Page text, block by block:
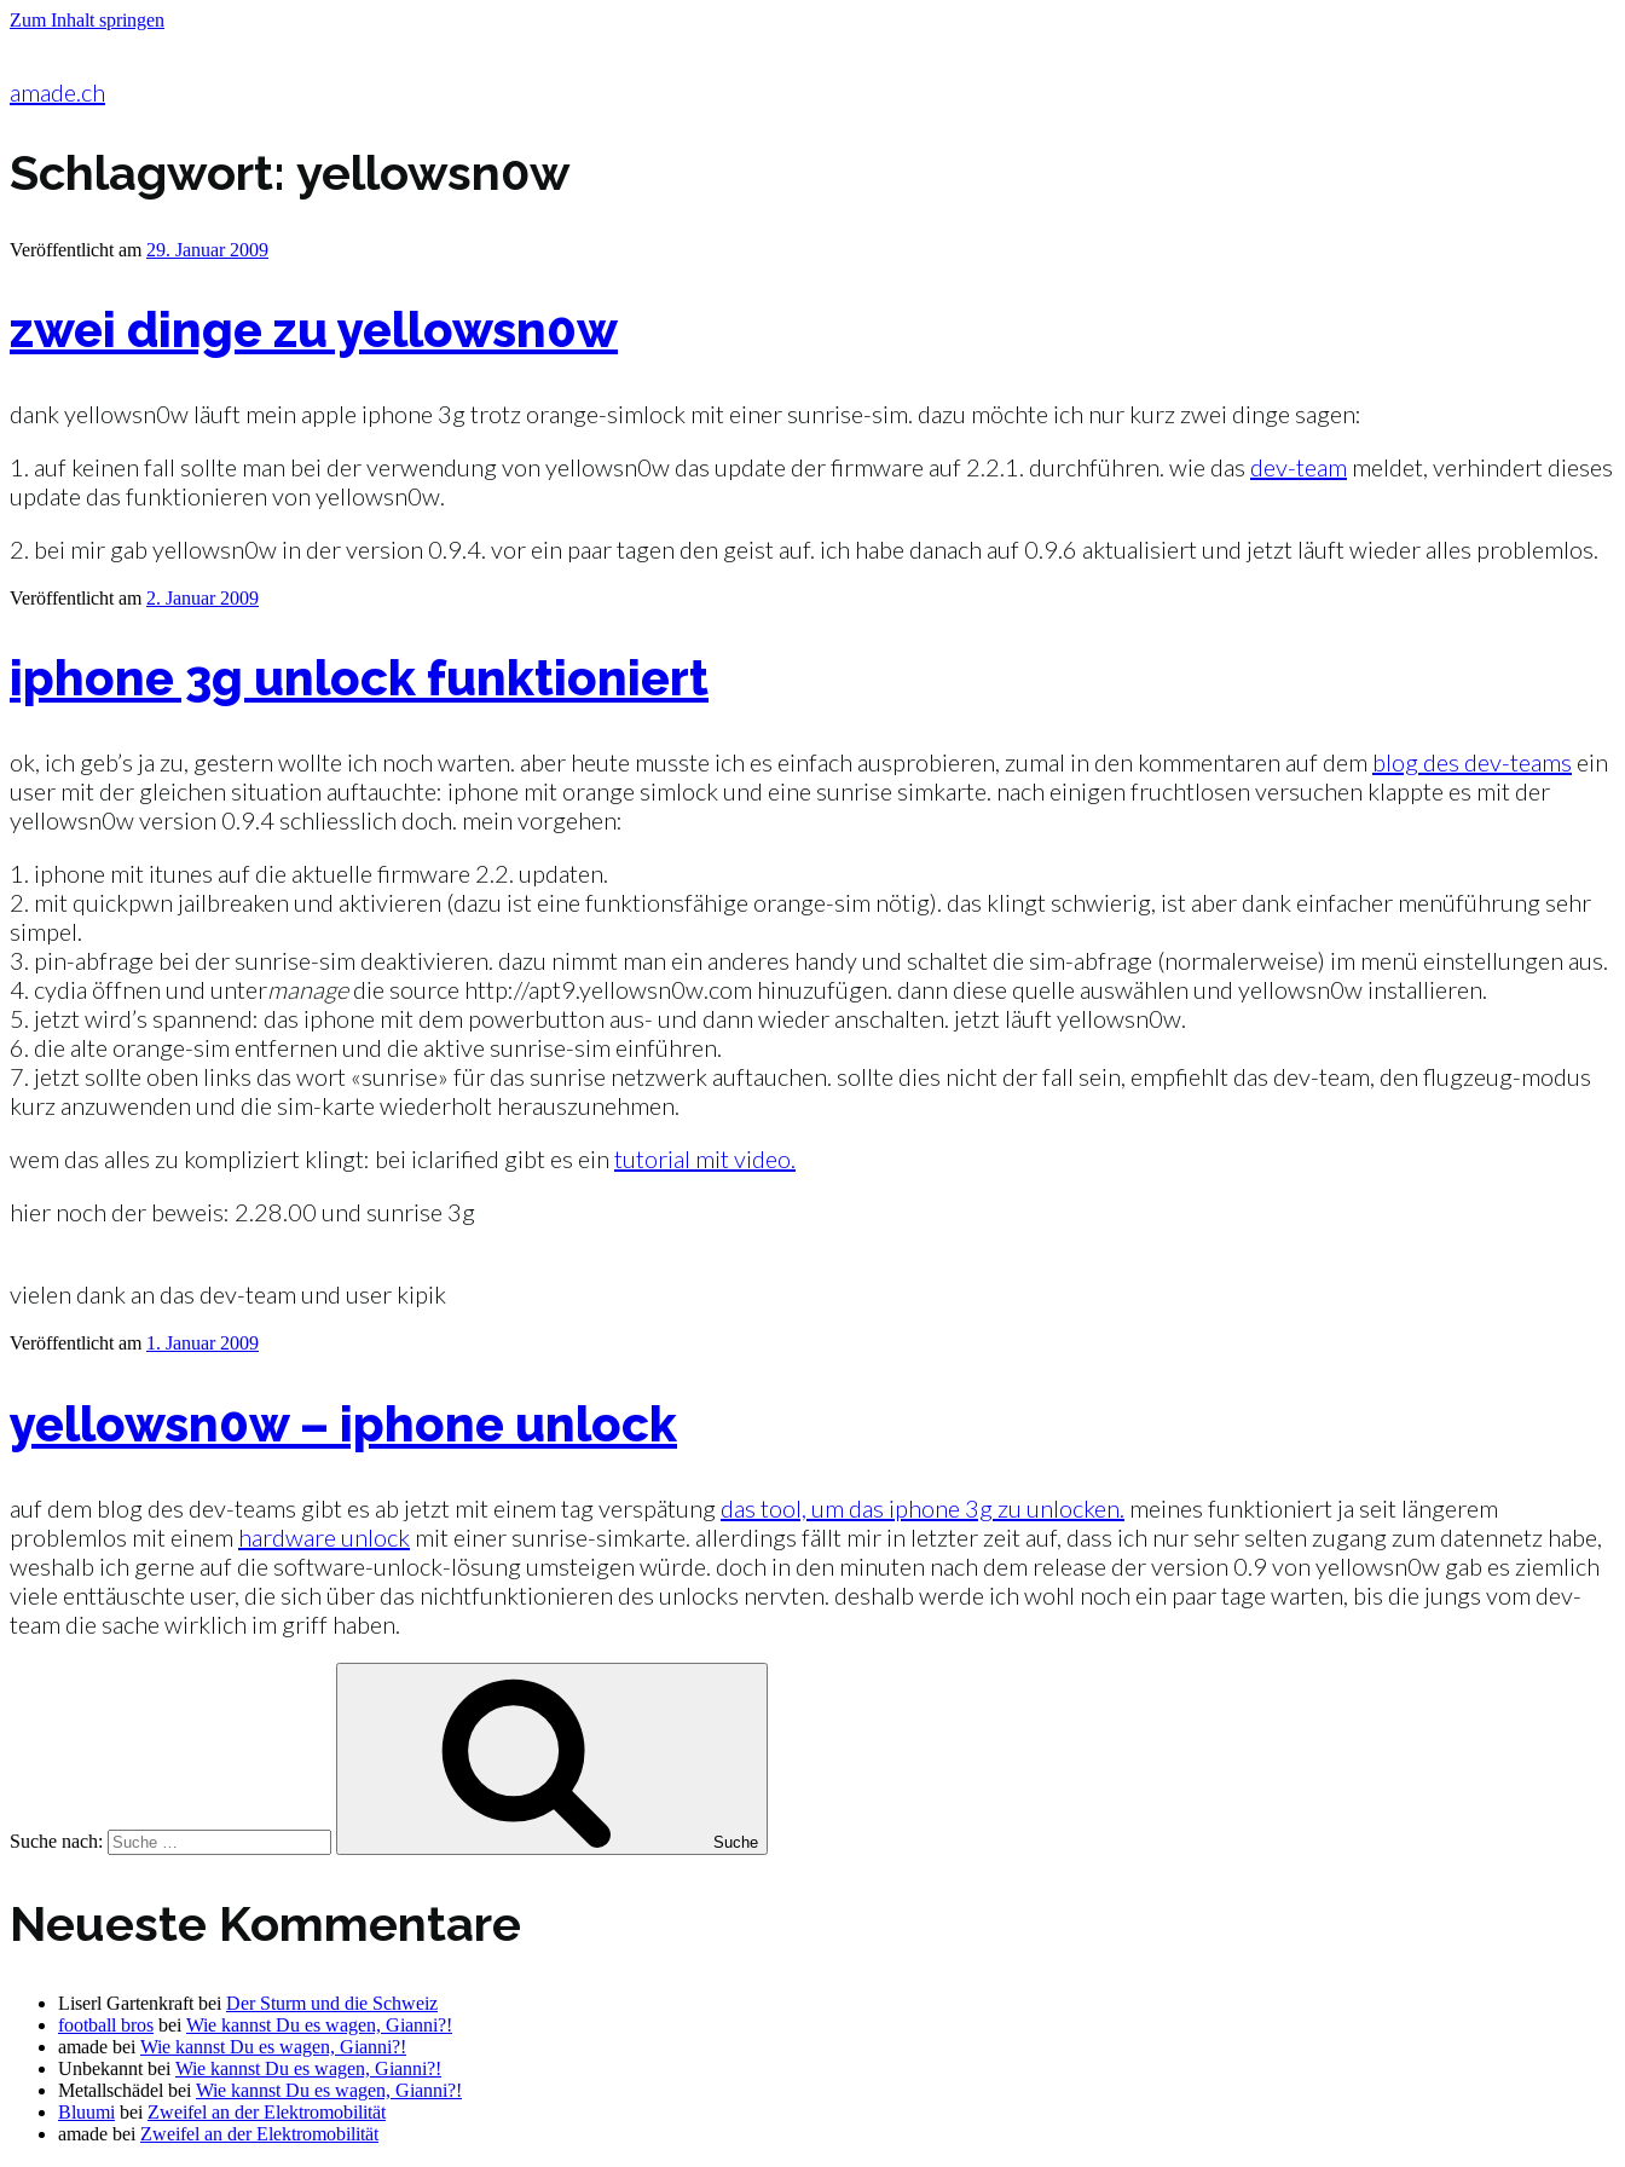
Zum Inhalt springen
amade.ch
Schlagwort: yellowsn0w
Veröffentlicht am 29. Januar 2009
zwei dinge zu yellowsn0w
dank yellowsn0w läuft mein apple iphone 3g trotz orange-simlock mit einer sunrise-sim. dazu möchte ich nur kurz zwei dinge sagen:
1. auf keinen fall sollte man bei der verwendung von yellowsn0w das update der firmware auf 2.2.1. durchführen. wie das dev-team meldet, verhindert dieses
update das funktionieren von yellowsn0w.
2. bei mir gab yellowsn0w in der version 0.9.4. vor ein paar tagen den geist auf. ich habe danach auf 0.9.6 aktualisiert und jetzt läuft wieder alles problemlos.
Veröffentlicht am 2. Januar 2009
iphone 3g unlock funktioniert
ok, ich geb’s ja zu, gestern wollte ich noch warten. aber heute musste ich es einfach ausprobieren, zumal in den kommentaren auf dem blog des dev-teams ein
user mit der gleichen situation auftauchte: iphone mit orange simlock und eine sunrise simkarte. nach einigen fruchtlosen versuchen klappte es mit der
yellowsn0w version 0.9.4 schliesslich doch. mein vorgehen:
1. iphone mit itunes auf die aktuelle firmware 2.2. updaten.
2. mit quickpwn jailbreaken und aktivieren (dazu ist eine funktionsfähige orange-sim nötig). das klingt schwierig, ist aber dank einfacher menüführung sehr
simpel.
3. pin-abfrage bei der sunrise-sim deaktivieren. dazu nimmt man ein anderes handy und schaltet die sim-abfrage (normalerweise) im menü einstellungen aus.
4. cydia öffnen und untermanagedie source http://apt9.yellowsn0w.com hinuzufügen. dann diese quelle auswählen und yellowsn0w installieren.
5. jetzt wird’s spannend: das iphone mit dem powerbutton aus- und dann wieder anschalten. jetzt läuft yellowsn0w.
6. die alte orange-sim entfernen und die aktive sunrise-sim einführen.
7. jetzt sollte oben links das wort «sunrise» für das sunrise netzwerk auftauchen. sollte dies nicht der fall sein, empfiehlt das dev-team, den flugzeug-modus
kurz anzuwenden und die sim-karte wiederholt herauszunehmen.
wem das alles zu kompliziert klingt: bei iclarified gibt es ein tutorial mit video.
hier noch der beweis: 2.28.00 und sunrise 3g
vielen dank an das dev-team und user kipik
Veröffentlicht am 1. Januar 2009
yellowsn0w – iphone unlock
auf dem blog des dev-teams gibt es ab jetzt mit einem tag verspätung das tool, um das iphone 3g zu unlocken. meines funktioniert ja seit längerem
problemlos mit einem hardware unlock mit einer sunrise-simkarte. allerdings fällt mir in letzter zeit auf, dass ich nur sehr selten zugang zum datennetz habe,
weshalb ich gerne auf die software-unlock-lösung umsteigen würde. doch in den minuten nach dem release der version 0.9 von yellowsn0w gab es ziemlich
viele enttäuschte user, die sich über das nichtfunktionieren des unlocks nervten. deshalb werde ich wohl noch ein paar tage warten, bis die jungs vom dev-
team die sache wirklich im griff haben.
Suche nach: Suche
Neueste Kommentare
Liserl Gartenkraft bei Der Sturm und die Schweiz
football bros bei Wie kannst Du es wagen, Gianni?!
amade bei Wie kannst Du es wagen, Gianni?!
Unbekannt bei Wie kannst Du es wagen, Gianni?!
Metallschädel bei Wie kannst Du es wagen, Gianni?!
Bluumi bei Zweifel an der Elektromobilität
amade bei Zweifel an der Elektromobilität